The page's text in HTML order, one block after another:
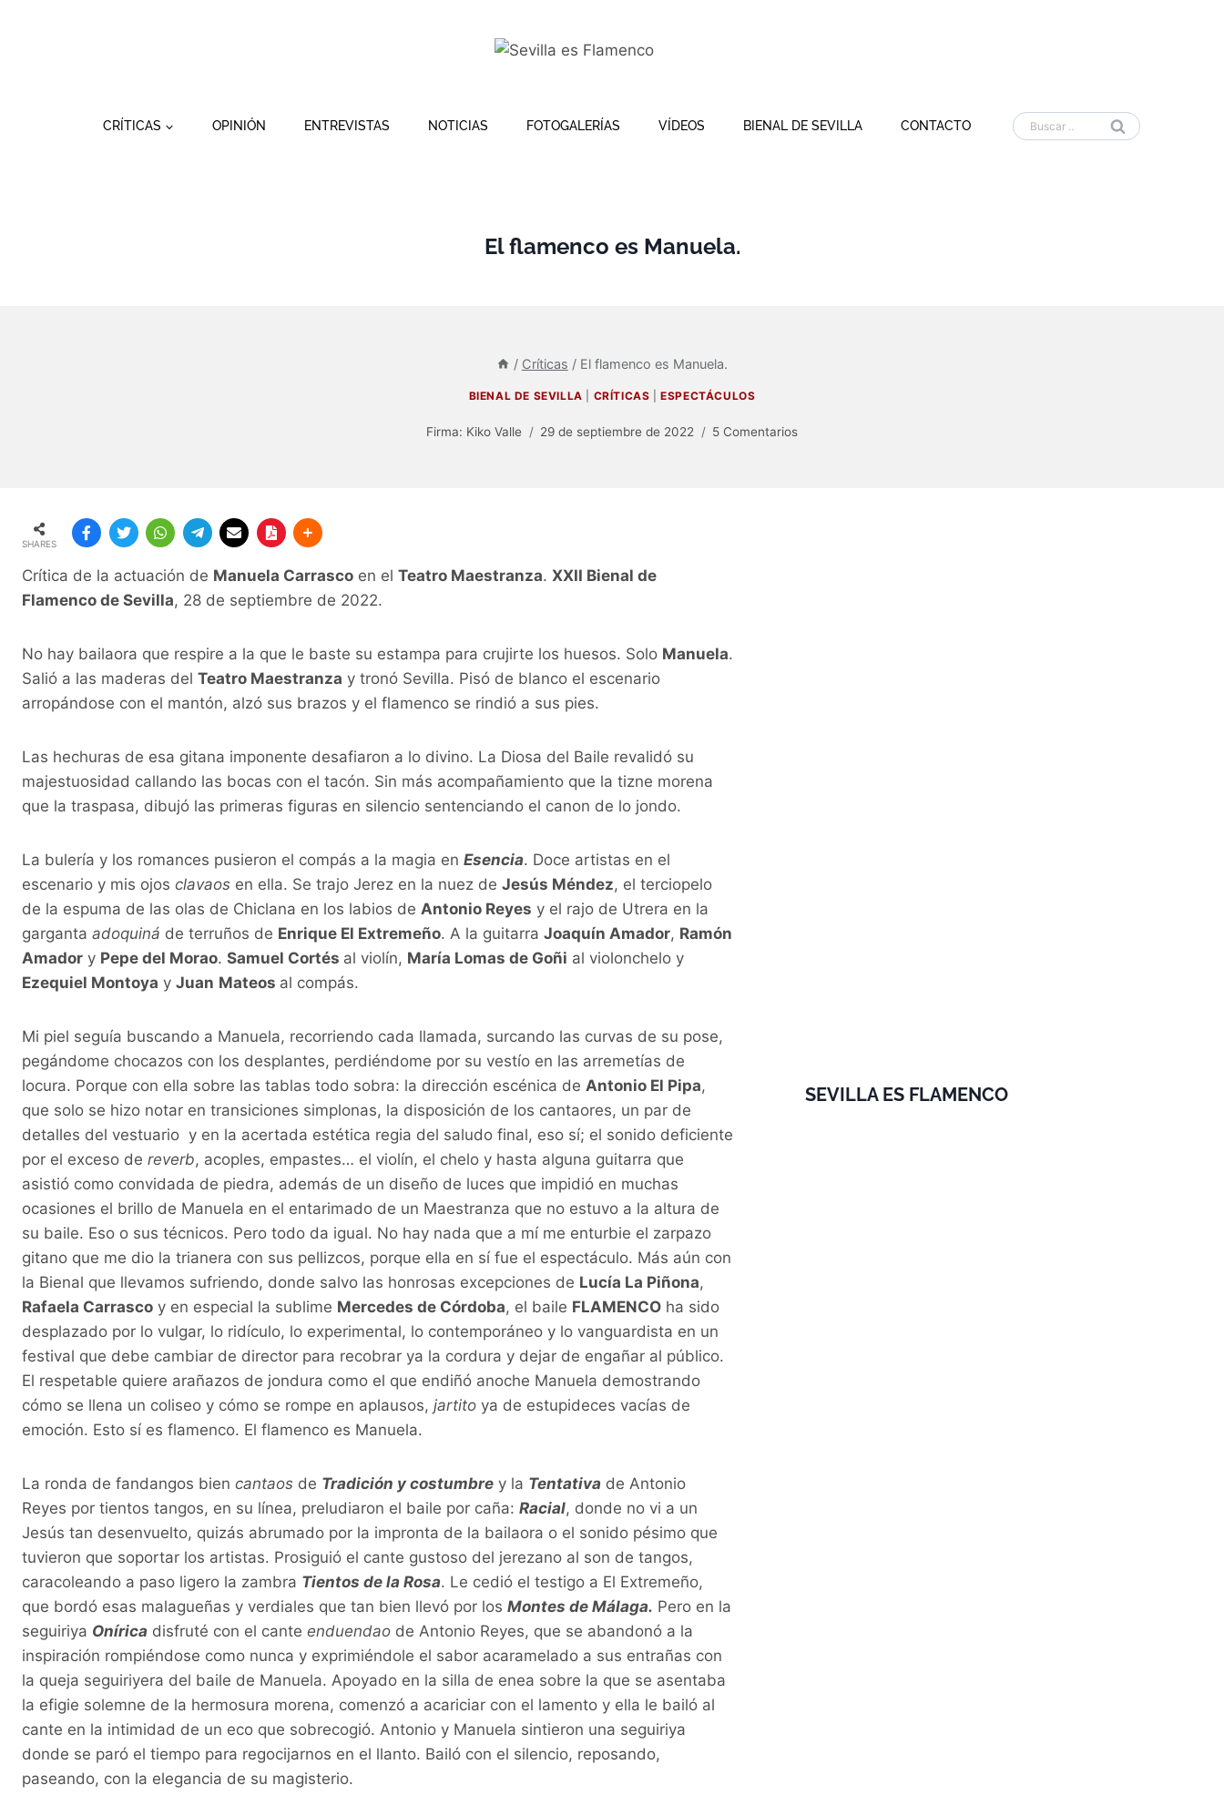
CRÍTICAS OPINIÓN ENTREVISTAS NOTICIAS FOTOGALERÍAS VÍDEOS BIENAL DE SEVILLA CONTACTO Buscar:
El flamenco es Manuela.
/ Críticas / El flamenco es Manuela.
BIENAL DE SEVILLA CRÍTICAS |ESPECTÁCULOS
Firma: Kiko Valle 29 de septiembre de 2022 5 Comentarios
SHARES
Crítica de la actuación de Manuela Carrasco en el Teatro Maestranza. XXII Bienal de
Flamenco de Sevilla, 28 de septiembre de 2022.
No hay bailaora que respire a la que le baste su estampa para crujirte los huesos. Solo Manuela.
Salió a las maderas del Teatro Maestranza y tronó Sevilla. Pisó de blanco el escenario
arropándose con el mantón, alzó sus brazos y el flamenco se rindió a sus pies.
Las hechuras de esa gitana imponente desafiaron a lo divino. La Diosa del Baile revalidó su
majestuosidad callando las bocas con el tacón. Sin más acompañamiento que la tizne morena
que la traspasa, dibujó las primeras figuras en silencio sentenciando el canon de lo jondo.
La bulería y los romances pusieron el compás a la magia en Esencia. Doce artistas en el
escenario y mis ojos clavaos en ella. Se trajo Jerez en la nuez de Jesús Méndez, el terciopelo
de la espuma de las olas de Chiclana en los labios de Antonio Reyes y el rajo de Utrera en la
garganta adoquiná de terruños de Enrique El Extremeño. A la guitarra Joaquín Amador, Ramón
Amador y Pepe del Morao. Samuel Cortés al violín, María Lomas de Goñi al violonchelo y
Ezequiel Montoya y Juan Mateos al compás.
Mi piel seguía buscando a Manuela, recorriendo cada llamada, surcando las curvas de su pose,
pegándome chocazos con los desplantes, perdiéndome por su vestío en las arremetías de
locura. Porque con ella sobre las tablas todo sobra: la dirección escénica de Antonio El Pipa,
que solo se hizo notar en transiciones simplonas, la disposición de los cantaores, un par de
detalles del vestuario y en la acertada estética regia del saludo final, eso sí; el sonido deficiente
por el exceso de reverb, acoples, empastes… el violín, el chelo y hasta alguna guitarra que
asistió como convidada de piedra, además de un diseño de luces que impidió en muchas
ocasiones el brillo de Manuela en el entarimado de un Maestranza que no estuvo a la altura de
su baile. Eso o sus técnicos. Pero todo da igual. No hay nada que a mí me enturbie el zarpazo
gitano que me dio la trianera con sus pellizcos, porque ella en sí fue el espectáculo. Más aún con
la Bienal que llevamos sufriendo, donde salvo las honrosas excepciones de Lucía La Piñona,
Rafaela Carrasco y en especial la sublime Mercedes de Córdoba, el baile FLAMENCO ha sido
desplazado por lo vulgar, lo ridículo, lo experimental, lo contemporáneo y lo vanguardista en un
festival que debe cambiar de director para recobrar ya la cordura y dejar de engañar al público.
El respetable quiere arañazos de jondura como el que endiñó anoche Manuela demostrando
cómo se llena un coliseo y cómo se rompe en aplausos, jartito ya de estupideces vacías de
emoción. Esto sí es flamenco. El flamenco es Manuela.
La ronda de fandangos bien cantaos de Tradición y costumbre y la Tentativa de Antonio
Reyes por tientos tangos, en su línea, preludiaron el baile por caña: Racial, donde no vi a un
Jesús tan desenvuelto, quizás abrumado por la impronta de la bailaora o el sonido pésimo que
tuvieron que soportar los artistas. Prosiguió el cante gustoso del jerezano al son de tangos,
caracoleando a paso ligero la zambra Tientos de la Rosa. Le cedió el testigo a El Extremeño,
que bordó esas malagueñas y verdiales que tan bien llevó por los Montes de Málaga. Pero en la
seguiriya Onírica disfruté con el cante enduendao de Antonio Reyes, que se abandonó a la
inspiración rompiéndose como nunca y exprimiéndole el sabor acaramelado a sus entrañas con
la queja seguiriyera del baile de Manuela. Apoyado en la silla de enea sobre la que se asentaba
la efigie solemne de la hermosura morena, comenzó a acariciar con el lamento y ella le bailó al
cante en la intimidad de un eco que sobrecogió. Antonio y Manuela sintieron una seguiriya
donde se paró el tiempo para regocijarnos en el llanto. Bailó con el silencio, reposando,
paseando, con la elegancia de su magisterio.
SEVILLA ES FLAMENCO